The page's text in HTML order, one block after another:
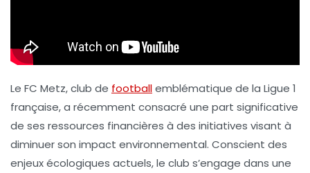
Le FC Metz, club de footballemblématique de la Ligue 1
française, a récemment consacré une part significative
de ses ressources financières à des initiatives visant à
diminuer son impact environnemental. Conscient des
enjeux écologiques actuels, le club s’engage dans une